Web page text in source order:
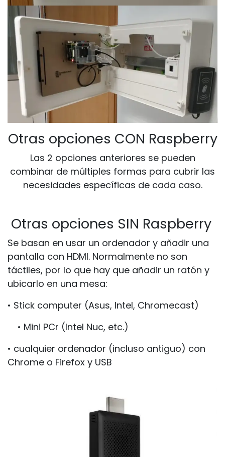
Otras opciones CON Raspberry
Las 2 opciones anteriores se pueden
combinar de múltiples formas para cubrir las
necesidades específicas de cada caso.
Otras opciones SIN Raspberry
Se basan en usar un ordenador y añadir una
pantalla con HDMI. Normalmente no son
táctiles, por lo que hay que añadir un ratón y
ubicarlo en una mesa:
• Stick computer (Asus, Intel, Chromecast)
• Mini PCr (Intel Nuc, etc.)
• cualquier ordenador (incluso antiguo) con
Chrome o Firefox y USB